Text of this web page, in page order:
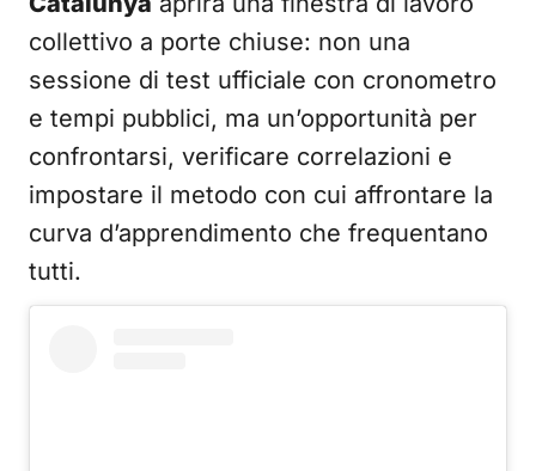
collettivo a porte chiuse: non una
sessione di test ufficiale con cronometro
e tempi pubblici, ma un’opportunità per
confrontarsi, verificare correlazioni e
impostare il metodo con cui affrontare la
curva d’apprendimento che frequentano
tutti.